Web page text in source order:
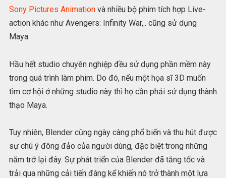
Sony Pictures Animationvà nhiều bộ phim tích hợp Live-
action khác như Avengers: Infinity War,.. cũng sử dụng
Maya.
Hầu hết studio chuyên nghiệp đều sử dụng phần mềm này
trong quá trình làm phim. Do đó, nếu một họa sĩ 3D muốn
tìm cơ hội ở những studio này thì họ cần phải sử dụng thành
thạo Maya.
Tuy nhiên, Blender cũng ngày càng phổ biến và thu hút được
sự chú ý đông đảo của người dùng, đặc biệt trong những
năm trở lại đây. Sự phát triển của Blender đã tăng tốc và
trải qua những cải tiến đáng kể khiến nó trở thành một lựa